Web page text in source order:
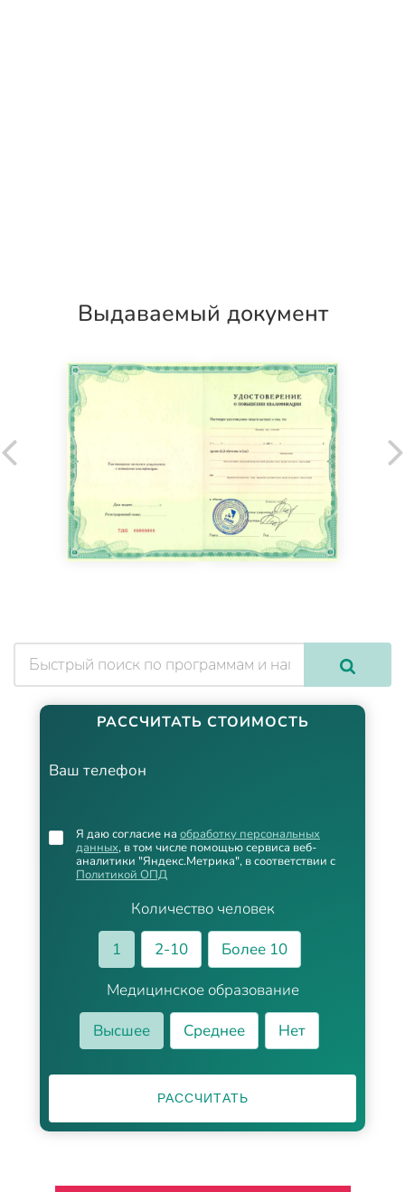
Выдаваемый документ
РАССЧИТАТЬ СТОИМОСТЬ
Ваш телефон
Количество человек
1
2-10
Более 10
Медицинское образование
Высшее
Среднее Нет
Я даю согласие на обработку персональных
данных, в том числе помощью сервиса веб-
аналитики "Яндекс.Метрика", в соответствии с
Политикой ОПД
РАССЧИТАТЬ